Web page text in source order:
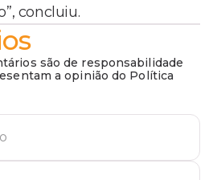
concluiu.
são de responsabilidade
a opinião do Política